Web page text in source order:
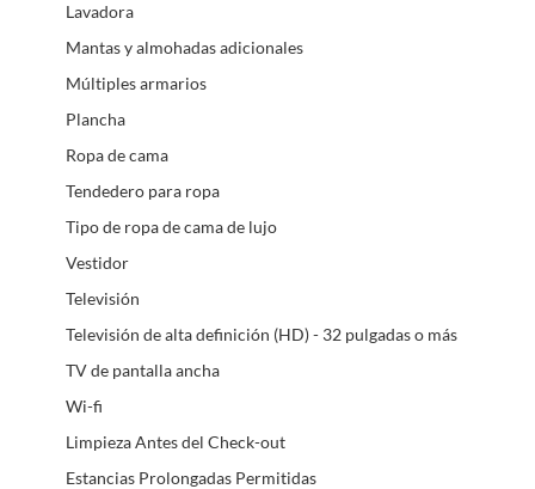
Lavadora
Mantas y almohadas adicionales
Múltiples armarios
Plancha
Ropa de cama
Tendedero para ropa
Tipo de ropa de cama de lujo
Vestidor
Televisión
Televisión de alta definición (HD) - 32 pulgadas o más
TV de pantalla ancha
Wi-fi
Limpieza Antes del Check-out
Estancias Prolongadas Permitidas